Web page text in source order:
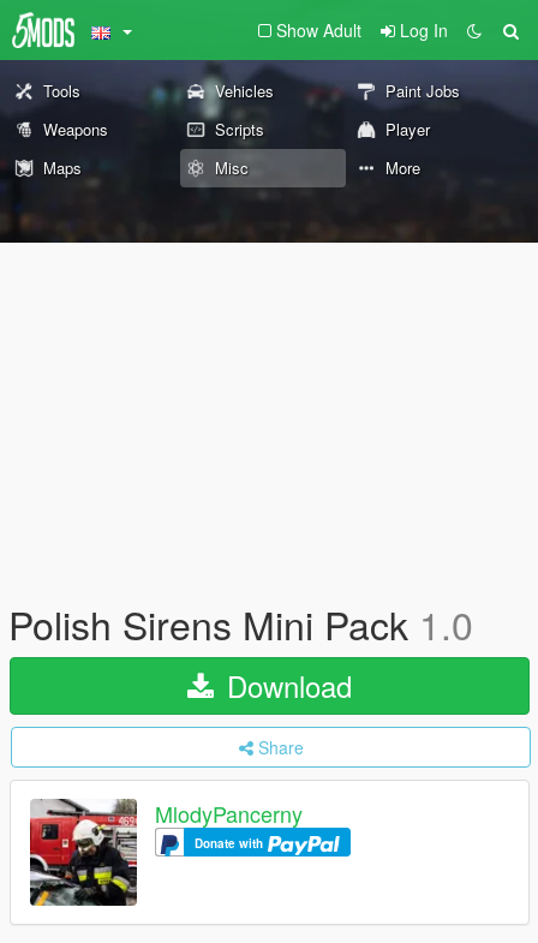
Show Adult Log In
Tools Vehicles
Paint Jobs
Weapons
Scripts
Player
Maps
Misc More
Polish Sirens Mini Pack 1.0
Download
Share
MlodyPancerny
Donate with